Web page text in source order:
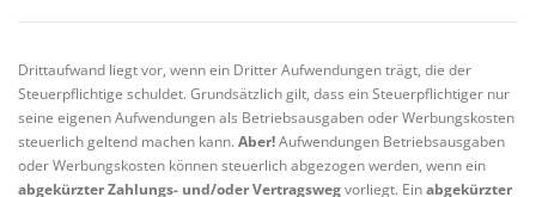
Drittaufwand liegt vor, wenn ein Dritter Aufwendungen trägt, die der
Steuerpflichtige schuldet. Grundsätzlich gilt, dass ein Steuerpflichtiger nur
seine eigenen Aufwendungen als Betriebsausgaben oder Werbungskosten
steuerlich geltend machen kann. Aber!Aufwendungen Betriebsausgaben
oder Werbungskosten können steuerlich abgezogen werden, wenn ein
abgekürzter Zahlungs- und/oder Vertragswegvorliegt. Einabgekürzter